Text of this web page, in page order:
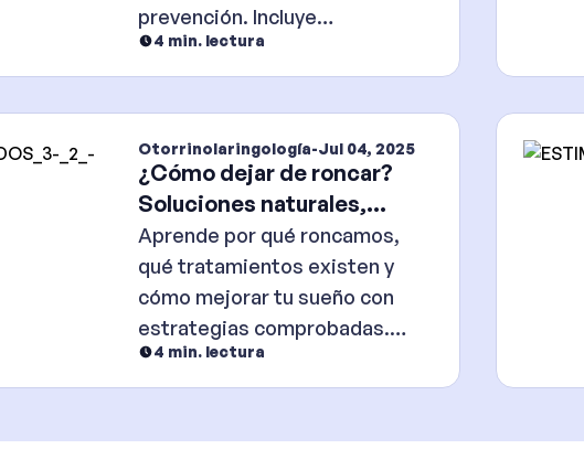
prevención. Incluye
información actualizada y
recomendaciones médicas.
4 min. lectura
Otorrinolaringología-Jul 04, 2025
¿Cómo dejar de roncar?
Soluciones naturales,
médicas y
recomendaciones
efectivas
Aprende por qué roncamos,
qué tratamientos existen y
cómo mejorar tu sueño con
estrategias comprobadas.
Incluye soluciones naturales y
médicas.
4 min. lectura